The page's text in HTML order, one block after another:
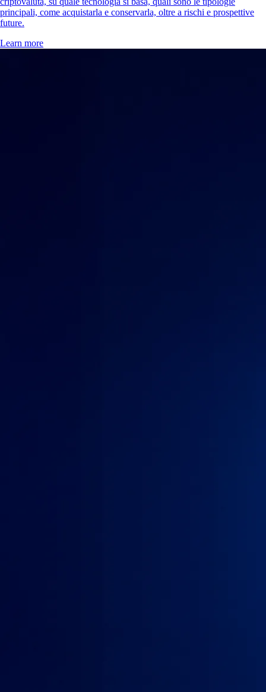
principali, come acquistarla e conservarla, oltre a rischi e prospettive
future.
Learn more